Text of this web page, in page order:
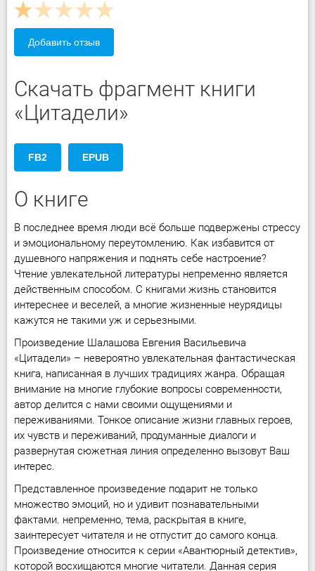
Добавить отзыв
Скачать фрагмент книги
«Цитадели»
FB2 EPUB
О книге
В последнее время люди всё больше подвержены стрессу
и эмоциональному переутомлению. Как избавится от
душевного напряжения и поднять себе настроение?
Чтение увлекательной литературы непременно является
действенным способом. С книгами жизнь становится
интереснее и веселей, а многие жизненные неурядицы
кажутся не такими уж и серьезными.
Произведение Шалашова Евгения Васильевича
«Цитадели» – невероятно увлекательная фантастическая
книга, написанная в лучших традициях жанра. Обращая
внимание на многие глубокие вопросы современности,
автор делится с нами своими ощущениями и
переживаниями. Тонкое описание жизни главных героев,
их чувств и переживаний, продуманные диалоги и
развернутая сюжетная линия определенно вызовут Ваш
интерес.
Представленное произведение подарит не только
множество эмоций, но и удивит познавательными
фактами. непременно, тема, раскрытая в книге,
заинтересует читателя и не отпустит до самого конца.
Произведение относится к серии «Авантюрный детектив»,
которой восхищаются многие читатели. Данная серия